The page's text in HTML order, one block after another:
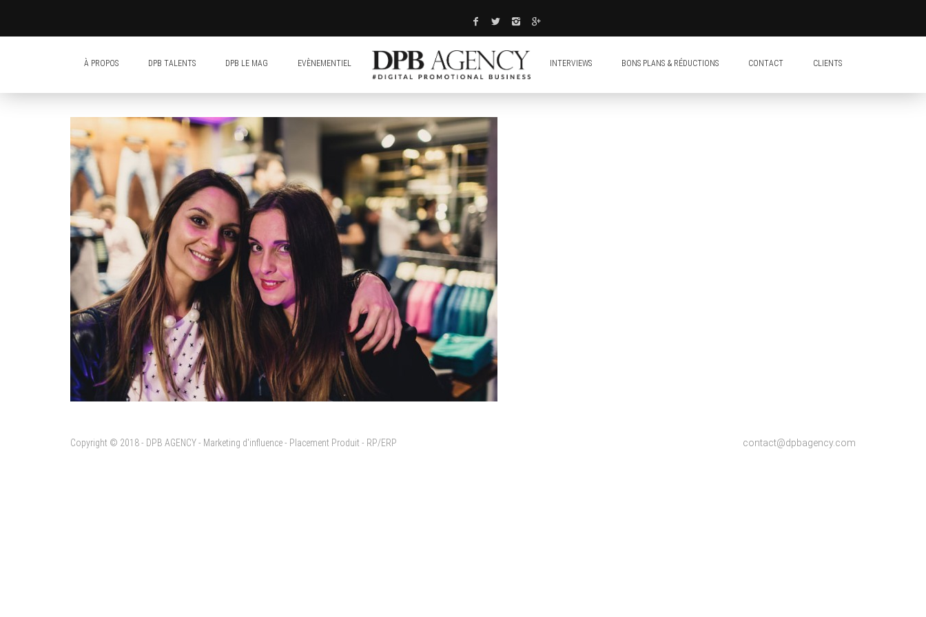
À PROPOS DPB TALENTS DPB LE MAG EVÈNEMENTIEL INTERVIEWS BONS PLANS & RÉDUCTIONS CONTACT CLIENTS
Copyright © 2018 - DPB AGENCY - Marketing d'influence - Placement Produit - RP/ERP contact@dpbagency.com